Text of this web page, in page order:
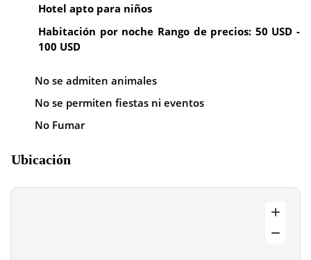
Hotel apto para niños
Habitación por noche Rango de precios: 50 USD -
100 USD
No se admiten animales
No se permiten fiestas ni eventos
No Fumar
Ubicación